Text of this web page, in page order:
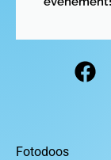
Fotodoos